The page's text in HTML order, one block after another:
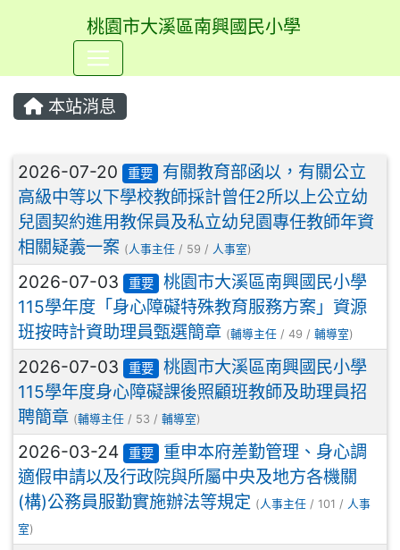
桃園市大溪區南興國民小學
本站消息
文章列表
2026-07-20 重要
有關教育部函以，有關公立
高級中等以下學校教師採計曾任2所以上公立幼
兒園契約進用教保員及私立幼兒園專任教師年資
相關疑義一案 (人事主任 / 59 / 人事室)
2026-07-03 重要
桃園市大溪區南興國民小學
115學年度「身心障礙特殊教育服務方案」資源
班按時計資助理員甄選簡章 (輔導主任 / 49 / 輔導室)
2026-07-03 重要
桃園市大溪區南興國民小學
115學年度身心障礙課後照顧班教師及助理員招
聘簡章 (輔導主任 / 53 / 輔導室)
2026-03-24 重要
重申本府差勤管理、身心調
適假申請以及行政院與所屬中央及地方各機關
(構)公務員服勤實施辦法等規定 (人事主任 / 101 / 人事
室)